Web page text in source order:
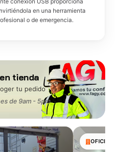
en una herramienta
o de emergencia.
tienda
tu pedido
de 9am - 5pm
OFICINA